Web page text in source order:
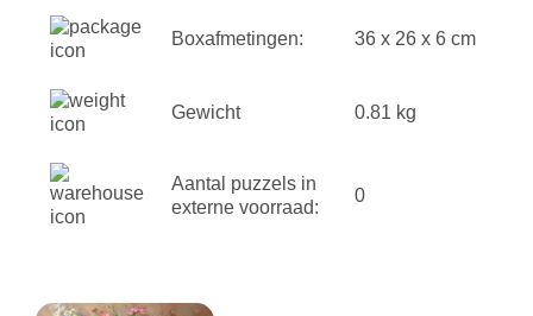
Boxafmetingen: 36 x 26 x 6 cm
Gewicht 0.81 kg
Aantal puzzels in
externe voorraad:
0